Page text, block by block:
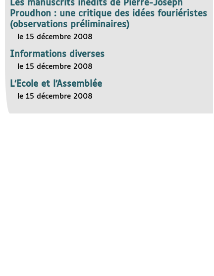
Les manuscrits inédits de Pierre-Joseph
Proudhon : une critique des idées fouriéristes
(observations préliminaires)
le 15 décembre 2008
Informations diverses
le 15 décembre 2008
L’Ecole et l’Assemblée
le 15 décembre 2008